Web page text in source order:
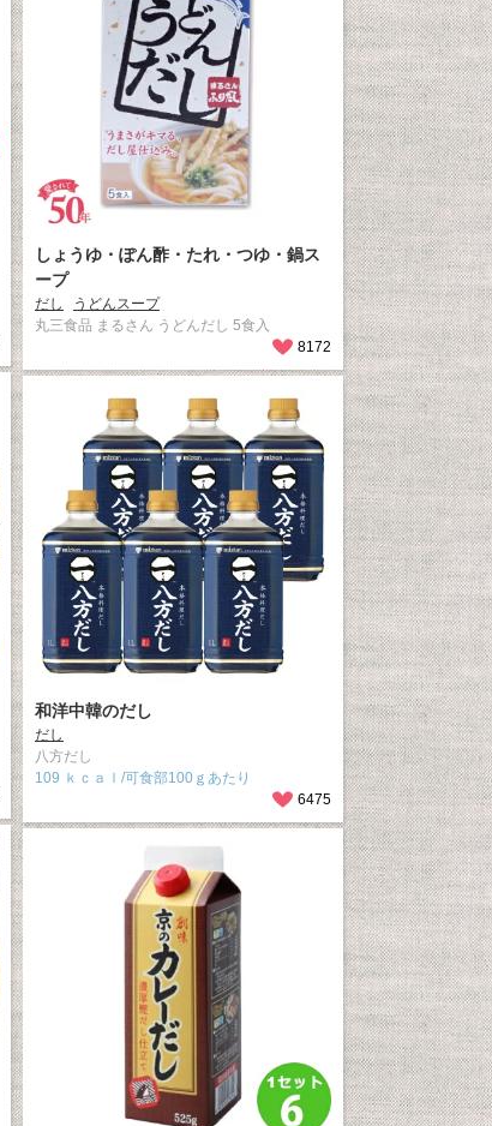
しょうゆ・ぽん酢・たれ・つゆ・鍋ス
ープ
だし
うどんスープ
丸三食品 まるさん うどんだし 5食入
8172
和洋中韓のだし
だし
八方だし
109 ｋｃａｌ/可食部100ｇあたり
6475